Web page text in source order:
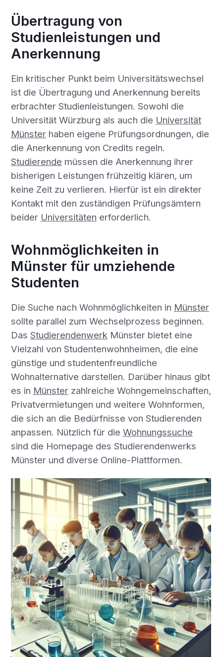
Übertragung von
Studienleistungen und
Anerkennung
Ein kritischer Punkt beim Universitätswechsel
ist die Übertragung und Anerkennung bereits
erbrachter Studienleistungen. Sowohl die
Universität Würzburg als auch die Universität
Münsterhaben eigene Prüfungsordnungen, die
die Anerkennung von Credits regeln.
Studierende müssen die Anerkennung ihrer
bisherigen Leistungen frühzeitig klären, um
keine Zeit zu verlieren. Hierfür ist ein direkter
Kontakt mit den zuständigen Prüfungsämtern
beider Universitäten erforderlich.
Wohnmöglichkeiten in
Münster für umziehende
Studenten
Die Suche nach Wohnmöglichkeiten in Münster
sollte parallel zum Wechselprozess beginnen.
Das Studierendenwerk Münster bietet eine
Vielzahl von Studentenwohnheimen, die eine
günstige und studentenfreundliche
Wohnalternative darstellen. Darüber hinaus gibt
es in Münsterzahlreiche Wohngemeinschaften,
Privatvermietungen und weitere Wohnformen,
die sich an die Bedürfnisse von Studierenden
anpassen. Nützlich für die Wohnungssuche
sind die Homepage des Studierendenwerks
Münster und diverse Online-Plattformen.